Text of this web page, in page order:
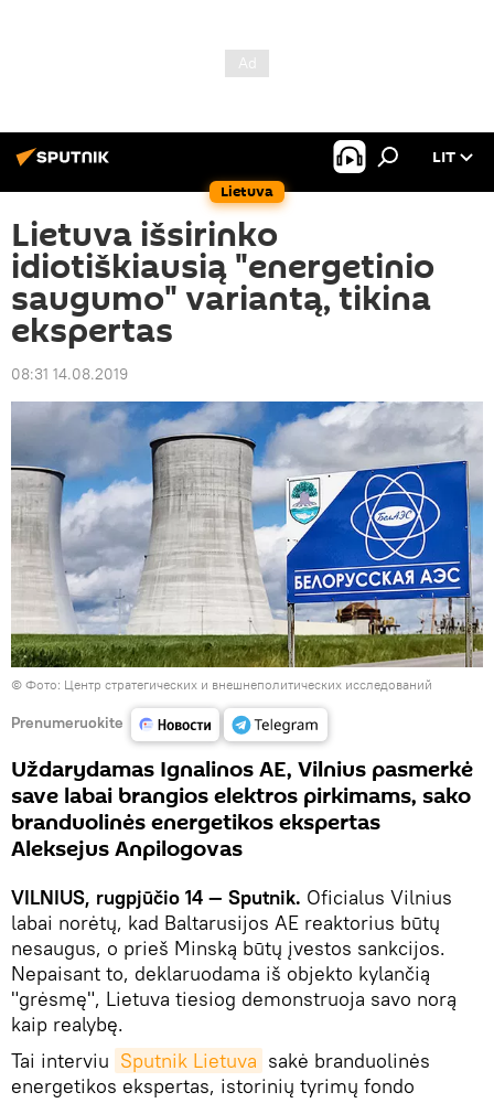
Lietuva
LIT
Lietuva išsirinko
idiotiškiausią "energetinio
saugumo" variantą, tikina
ekspertas
08:31 14.08.2019
© Фото: Центр стратегических и внешнеполитических исследований
Prenumeruokite
Uždarydamas Ignalinos AE, Vilnius pasmerkė
save labai brangios elektros pirkimams, sako
branduolinės energetikos ekspertas
Aleksejus Anpilogovas
VILNIUS, rugpjūčio 14 — Sputnik. Oficialus Vilnius
labai norėtų, kad Baltarusijos AE reaktorius būtų
nesaugus, o prieš Minską būtų įvestos sankcijos.
Nepaisant to, deklaruodama iš objekto kylančią
"grėsmę", Lietuva tiesiog demonstruoja savo norą
kaip realybę.
Tai interviu Sputnik Lietuva sakė branduolinės
energetikos ekspertas, istorinių tyrimų fondo